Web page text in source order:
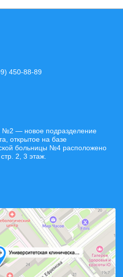
450-88-89
№2 — новое подразделение
открытое на базе
больницы №4 расположено
2, 3 этаж.